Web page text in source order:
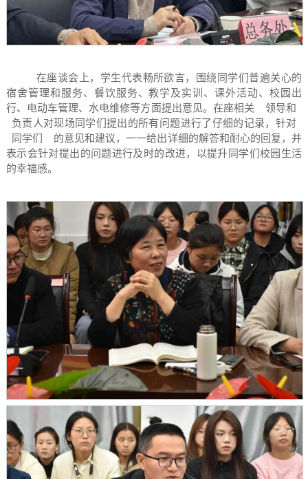
在座谈会上，学生代表畅所欲言，围绕同学们普遍关心的
宿舍管理和服务、餐饮服务、教学及实训、课外活动、校园出
行、电动车管理、水电维修等方面提出意见。在座相关
领导和
负责人对现场同学们提出的所有问题进行了仔细的记录，针对
同学们
的意见和建议，一一给出详细的解答和耐心的回复，并
表示会针对提出的问题进行及时的改进，以提升同学们校园生活
的幸福感。